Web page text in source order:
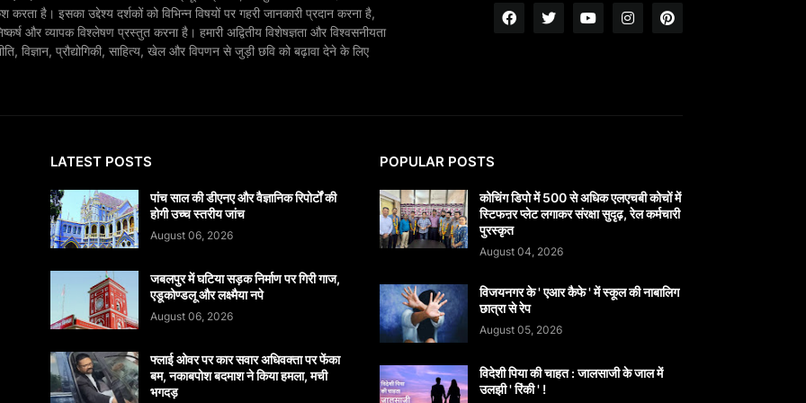
करता है। इसका उद्देश्य दर्शकों को विभिन्न विषयों पर गहरी जानकारी प्रदान करना है,
और व्यापक विश्लेषण प्रस्तुत करना है। हमारी अद्वितीय विशेषज्ञता और विश्वसनीयता
विज्ञान, प्रौद्योगिकी, साहित्य, खेल और विपणन से जुड़ी छवि को बढ़ावा देने के लिए
LATEST POSTS
पांच साल की डीएनए और वैज्ञानिक रिपोर्टों की
होगी उच्च स्तरीय जांच
August 06, 2026
जबलपुर में घटिया सड़क निर्माण पर गिरी गाज,
एडूकोण्डलू और लक्ष्मैया नपे
August 06, 2026
फ्लाई ओवर पर कार सवार अधिवक्ता पर फेंका
बम, नकाबपोश बदमाश ने किया हमला, मची
भगदड़
POPULAR POSTS
कोचिंग डिपो में 500 से अधिक एलएचबी कोचों में
स्टिफऩर प्लेट लगाकर संरक्षा सुदृढ़, रेल कर्मचारी
पुरस्कृत
August 04, 2026
विजयनगर के ' एआर कैफे ' में स्कूल की नाबालिग
छात्रा से रेप
August 05, 2026
विदेशी पिया की चाहत : जालसाजी के जाल में
उलझी ' रिंकी ' !